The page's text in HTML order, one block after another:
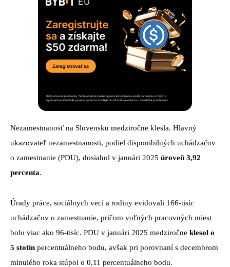
Nezamestnanosť na Slovensku medziročne klesla. Hlavný
ukazovateľ nezamestnanosti, podiel disponibilných uchádzačov
o zamestnanie (PDU), dosiahol v januári 2025 úroveň 3,92
percenta.
Úrady práce, sociálnych vecí a rodiny evidovali 166-tisíc
uchádzačov o zamestnanie, pričom voľných pracovných miest
bolo viac ako 96-tisíc. PDU v januári 2025 medziročne klesol o
5 stotín percentuálneho bodu, avšak pri porovnaní s decembrom
minulého roka stúpol o 0,11 percentuálneho bodu.